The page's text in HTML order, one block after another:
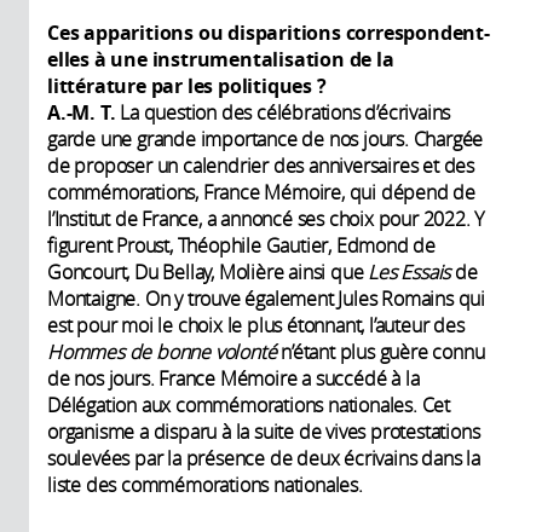
Ces apparitions ou disparitions correspondent-
elles à une instrumentalisation de la
littérature par les politiques ?
A.-M. T. La question des célébrations d’écrivains
garde une grande importance de nos jours. Chargée
de proposer un calendrier des anniversaires et des
commémorations, France Mémoire, qui dépend de
l’Institut de France, a annoncé ses choix pour 2022. Y
figurent Proust, Théophile Gautier, Edmond de
Goncourt, Du Bellay, Molière ainsi queLes Essaisde
Montaigne. On y trouve également Jules Romains qui
est pour moi le choix le plus étonnant, l’auteur des
Hommes de bonne volontén’étant plus guère connu
de nos jours. France Mémoire a succédé à la
Délégation aux commémorations nationales. Cet
organisme a disparu à la suite de vives protestations
soulevées par la présence de deux écrivains dans la
liste des commémorations nationales.